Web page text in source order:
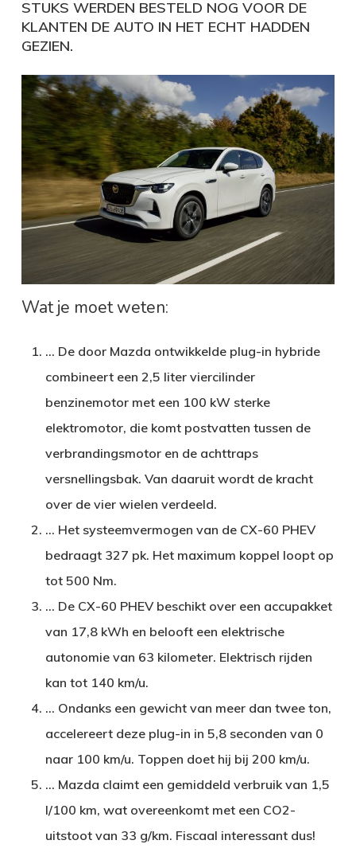
STUKS WERDEN BESTELD NOG VOOR DE
KLANTEN DE AUTO IN HET ECHT HADDEN
GEZIEN.
Wat je moet weten:
… De door Mazda ontwikkelde plug-in hybride
combineert een 2,5 liter viercilinder
benzinemotor met een 100 kW sterke
elektromotor, die komt postvatten tussen de
verbrandingsmotor en de achttraps
versnellingsbak. Van daaruit wordt de kracht
over de vier wielen verdeeld.
… Het systeemvermogen van de CX-60 PHEV
bedraagt 327 pk. Het maximum koppel loopt op
tot 500 Nm.
… De CX-60 PHEV beschikt over een accupakket
van 17,8 kWh en belooft een elektrische
autonomie van 63 kilometer. Elektrisch rijden
kan tot 140 km/u.
… Ondanks een gewicht van meer dan twee ton,
accelereert deze plug-in in 5,8 seconden van 0
naar 100 km/u. Toppen doet hij bij 200 km/u.
… Mazda claimt een gemiddeld verbruik van 1,5
l/100 km, wat overeenkomt met een CO2-
uitstoot van 33 g/km. Fiscaal interessant dus!